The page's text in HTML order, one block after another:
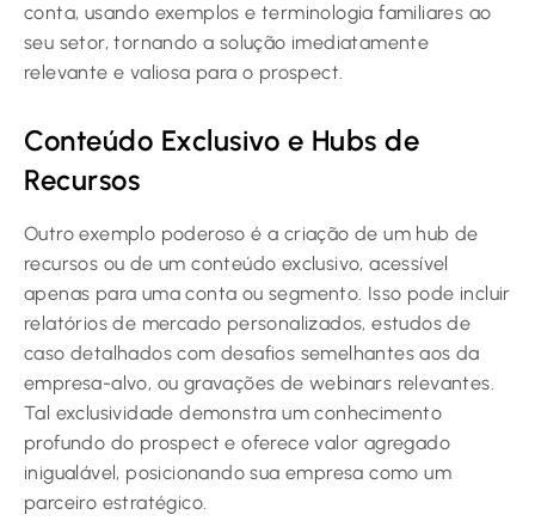
conta, usando exemplos e terminologia familiares ao
seu setor, tornando a solução imediatamente
relevante e valiosa para o prospect.
Conteúdo Exclusivo e Hubs de
Recursos
Outro exemplo poderoso é a criação de um hub de
recursos ou de um conteúdo exclusivo, acessível
apenas para uma conta ou segmento. Isso pode incluir
relatórios de mercado personalizados, estudos de
caso detalhados com desafios semelhantes aos da
empresa-alvo, ou gravações de webinars relevantes.
Tal exclusividade demonstra um conhecimento
profundo do prospect e oferece valor agregado
inigualável, posicionando sua empresa como um
parceiro estratégico.